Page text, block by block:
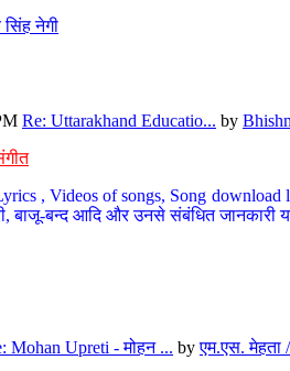
नेगी
Re: Uttarakhand Educatio... by
, Videos of songs, Song
बाजू-बन्द आदि और उनसे संबंधित जानकारी
Mohan Upreti - मोहन ... byएम.एस. मेहता